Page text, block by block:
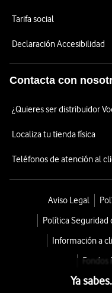
Tarifa social
Declaración Accesibilidad
Contacta con
¿Quieres ser distribuidor
Localiza tu tienda física
Teléfonos de atención al
Aviso Legal
Política
Información a
Fondos
Ya